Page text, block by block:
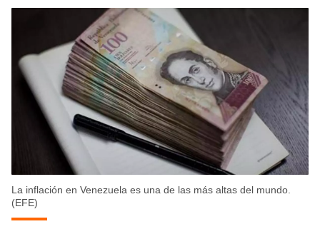
La inflación en Venezuela es una de las más altas del mundo.
(EFE)